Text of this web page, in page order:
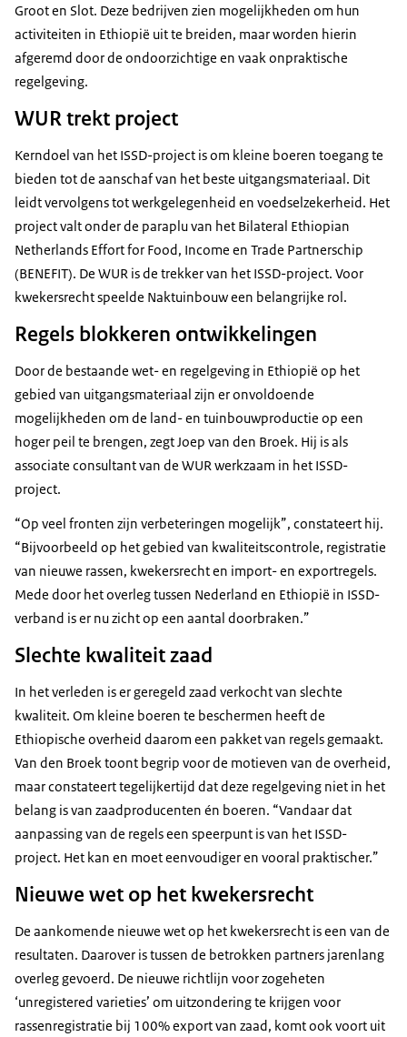
Groot en Slot. Deze bedrijven zien mogelijkheden om hun
activiteiten in Ethiopië uit te breiden, maar worden hierin
afgeremd door de ondoorzichtige en vaak onpraktische
regelgeving.
WUR trekt project
Kerndoel van het ISSD-project is om kleine boeren toegang te
bieden tot de aanschaf van het beste uitgangsmateriaal. Dit
leidt vervolgens tot werkgelegenheid en voedselzekerheid. Het
project valt onder de paraplu van het Bilateral Ethiopian
Netherlands Effort for Food, Income en Trade Partnerschip
(BENEFIT). De WUR is de trekker van het ISSD-project. Voor
kwekersrecht speelde Naktuinbouw een belangrijke rol.
Regels blokkeren ontwikkelingen
Door de bestaande wet- en regelgeving in Ethiopië op het
gebied van uitgangsmateriaal zijn er onvoldoende
mogelijkheden om de land- en tuinbouwproductie op een
hoger peil te brengen, zegt Joep van den Broek. Hij is als
associate consultant van de WUR werkzaam in het ISSD-
project.
“Op veel fronten zijn verbeteringen mogelijk”, constateert hij.
“Bijvoorbeeld op het gebied van kwaliteitscontrole, registratie
van nieuwe rassen, kwekersrecht en import- en exportregels.
Mede door het overleg tussen Nederland en Ethiopië in ISSD-
verband is er nu zicht op een aantal doorbraken.”
Slechte kwaliteit zaad
In het verleden is er geregeld zaad verkocht van slechte
kwaliteit. Om kleine boeren te beschermen heeft de
Ethiopische overheid daarom een pakket van regels gemaakt.
Van den Broek toont begrip voor de motieven van de overheid,
maar constateert tegelijkertijd dat deze regelgeving niet in het
belang is van zaadproducenten én boeren. “Vandaar dat
aanpassing van de regels een speerpunt is van het ISSD-
project. Het kan en moet eenvoudiger en vooral praktischer.”
Nieuwe wet op het kwekersrecht
De aankomende nieuwe wet op het kwekersrecht is een van de
resultaten. Daarover is tussen de betrokken partners jarenlang
overleg gevoerd. De nieuwe richtlijn voor zogeheten
‘unregistered varieties’ om uitzondering te krijgen voor
rassenregistratie bij 100% export van zaad, komt ook voort uit